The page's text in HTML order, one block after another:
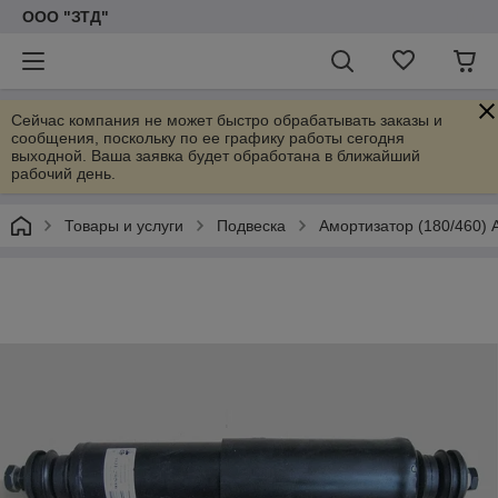
ООО "ЗТД"
Сейчас компания не может быстро обрабатывать заказы и
сообщения, поскольку по ее графику работы сегодня
выходной. Ваша заявка будет обработана в ближайший
рабочий день.
Товары и услуги Подвеска Амортизатор (180/460)